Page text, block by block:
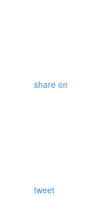
share on
tweet